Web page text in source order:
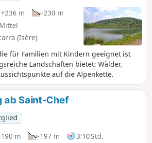
+236 m
-230 m
Mittel
(Isère)
für Familien mit Kindern geeignet ist
Landschaften bietet: Wälder,
auf die Alpenkette.
ab Saint-Chef
m -197 m
3:10 Std.